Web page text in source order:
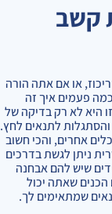
קשב
או אם אתה הורה
פעמים איך זה
היא לא רק בדיקה של
והסתגלות לתנאים לחץ.
אחרים, והכי חשוב
ניתן לגשת בדרכים
שיש להם אבחנה
שאתה יכול
שמתאימים לך.